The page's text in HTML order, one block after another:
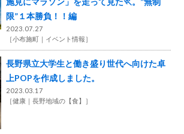
限”１本勝負！！編
2023.07.27
［小布施町 イベント情報］
長野県立大学生と働き盛り世代へ向けた卓
上POPを作成しました。
2023.03.17
［健康 長野地域の【食】 ］